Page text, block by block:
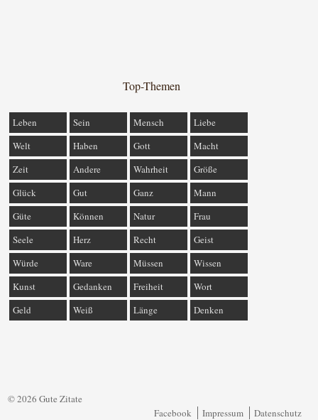
Top-Themen
Leben Sein Mensch
Liebe
Welt
Haben Gott
Macht
Zeit
Andere Wahrheit
Größe
Glück
Gut Ganz
Mann
Güte
Können Natur
Frau
Seele
Herz Recht
Geist
Würde
Ware Müssen
Wissen
Kunst
Gedanken Freiheit
Wort
Geld
Weiß Länge Denken
© 2026 Gute Zitate
Facebook
Impressum Datenschutz